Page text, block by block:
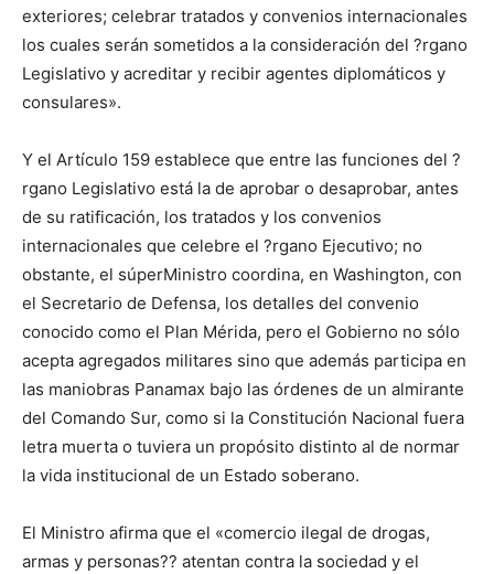
exteriores; celebrar tratados y convenios internacionales
los cuales serán sometidos a la consideración del ?rgano
Legislativo y acreditar y recibir agentes diplomáticos y
consulares».
Y el Artículo 159 establece que entre las funciones del ?
rgano Legislativo está la de aprobar o desaprobar, antes
de su ratificación, los tratados y los convenios
internacionales que celebre el ?rgano Ejecutivo; no
obstante, el súperMinistro coordina, en Washington, con
el Secretario de Defensa, los detalles del convenio
conocido como el Plan Mérida, pero el Gobierno no sólo
acepta agregados militares sino que además participa en
las maniobras Panamax bajo las órdenes de un almirante
del Comando Sur, como si la Constitución Nacional fuera
letra muerta o tuviera un propósito distinto al de normar
la vida institucional de un Estado soberano.
El Ministro afirma que el «comercio ilegal de drogas,
armas y personas?? atentan contra la sociedad y el